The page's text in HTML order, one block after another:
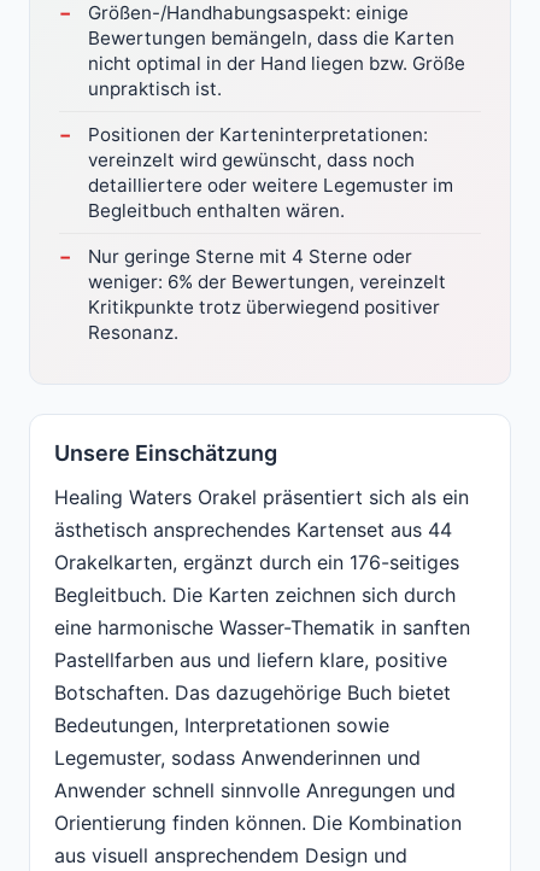
Größen-/Handhabungsaspekt: einige
Bewertungen bemängeln, dass die Karten
nicht optimal in der Hand liegen bzw. Größe
unpraktisch ist.
Positionen der Karteninterpretationen:
vereinzelt wird gewünscht, dass noch
detailliertere oder weitere Legemuster im
Begleitbuch enthalten wären.
Nur geringe Sterne mit 4 Sterne oder
weniger: 6% der Bewertungen, vereinzelt
Kritikpunkte trotz überwiegend positiver
Resonanz.
Unsere Einschätzung
Healing Waters Orakel präsentiert sich als ein
ästhetisch ansprechendes Kartenset aus 44
Orakelkarten, ergänzt durch ein 176-seitiges
Begleitbuch. Die Karten zeichnen sich durch
eine harmonische Wasser-Thematik in sanften
Pastellfarben aus und liefern klare, positive
Botschaften. Das dazugehörige Buch bietet
Bedeutungen, Interpretationen sowie
Legemuster, sodass Anwenderinnen und
Anwender schnell sinnvolle Anregungen und
Orientierung finden können. Die Kombination
aus visuell ansprechendem Design und